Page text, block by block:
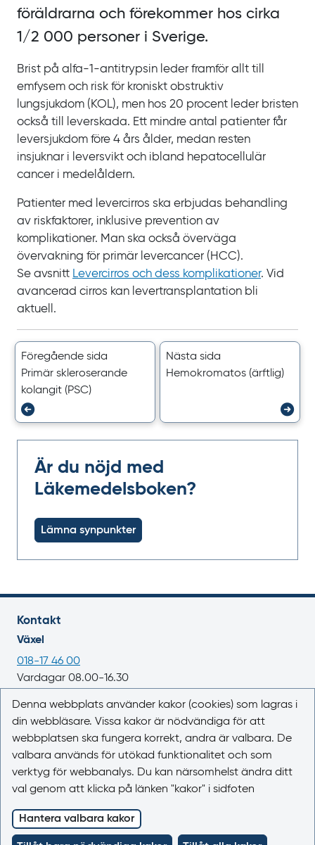
föräldrarna och förekommer hos cirka
1/2 000 personer i Sverige.
Brist på alfa-1-antitrypsin leder framför allt till
emfysem och risk för kroniskt obstruktiv
lungsjukdom (KOL), men hos 20 procent leder bristen
också till leverskada. Ett mindre antal patienter får
leversjukdom före 4 års ålder, medan resten
insjuknar i leversvikt och ibland hepatocellulär
cancer i medelåldern.
Patienter med levercirros ska erbjudas behandling
av riskfaktorer, inklusive prevention av
komplikationer. Man ska också överväga
övervakning för primär levercancer (HCC).
Se avsnitt Levercirros och dess komplikationer. Vid
avancerad cirros kan levertransplantation bli
aktuell.
Föregående sida
Primär skleroserande
kolangit (PSC)
Nästa sida
Hemokromatos (ärftlig)
Är du nöjd med
Läkemedelsboken?
Lämna synpunkter
Kontakt
Växel
018-17 46 00
Vardagar 08.00-16.30
E-post
registrator@lakemedelsverket.se
Om webbplatsen
Om Läkemedelsboken
Kontakta oss
Kakor (cookies)
Tillgänglighet
Denna webbplats använder kakor (cookies) som lagras i
din webbläsare. Vissa kakor är nödvändiga för att
webbplatsen ska fungera korrekt, andra är valbara. De
valbara används för utökad funktionalitet och som
verktyg för webbanalys. Du kan närsomhelst ändra ditt
val genom att klicka på länken "kakor" i sidfoten
Hantera valbara kakor